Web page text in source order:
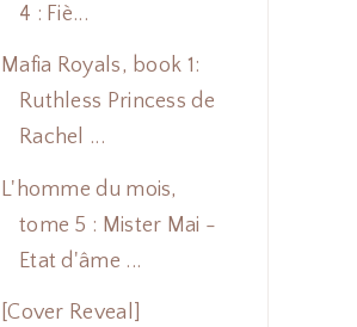
4 : Fiè...
Mafia Royals, book 1:
Ruthless Princess de
Rachel ...
L'homme du mois,
tome 5 : Mister Mai -
Etat d'âme ...
[Cover Reveal]